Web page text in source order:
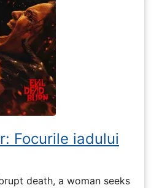
Focurile iadului
death, a woman seeks